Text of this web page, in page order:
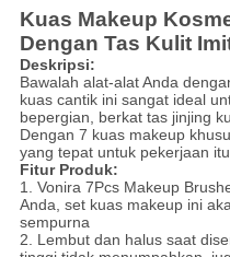
Kuas Makeup
Dengan Tas Kulit
Deskripsi:
Bawalah alat-alat Anda
kuas cantik ini sangat ideal
bepergian, berkat tas jinjing
Dengan 7 kuas makeup
yang tepat untuk pekerjaan
Fitur Produk:
1. Vonira 7Pcs Makeup
Anda, set kuas makeup ini
sempurna
2. Lembut dan halus saat